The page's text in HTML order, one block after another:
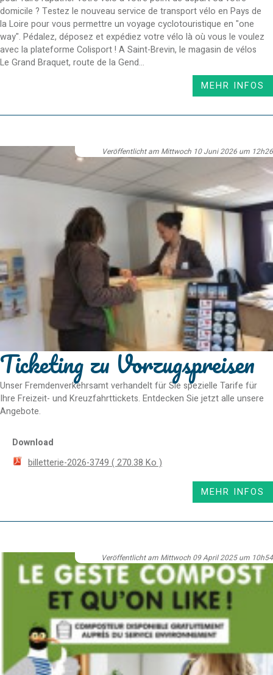
domicile ? Testez le nouveau service de transport vélo en Pays de
la Loire pour vous permettre un voyage cyclotouristique en "one
way". Pédalez, déposez et expédiez votre vélo là où vous le voulez
avec la plateforme Colisport ! A Saint-Brevin, le magasin de vélos
Le Grand Braquet, route de la Gend...
MEHR INFOS
Ticketing zu Vorzugspreisen
Unser Fremdenverkehrsamt verhandelt für Sie spezielle Tarife für
Ihre Freizeit- und Kreuzfahrttickets. Entdecken Sie jetzt alle unsere
Angebote.
Download
billetterie-2026-3749 ( 270.38 Ko )
Veröffentlicht am Mittwoch 10 Juni 2026 um 12h26
MEHR INFOS
Veröffentlicht am Mittwoch 09 April 2025 um 10h54